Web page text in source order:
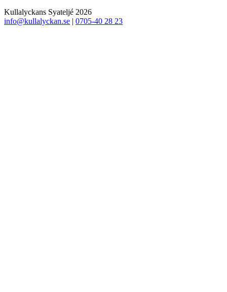
Kullalyckans Syateljé 2026
info@kullalyckan.se | 0705-40 28 23